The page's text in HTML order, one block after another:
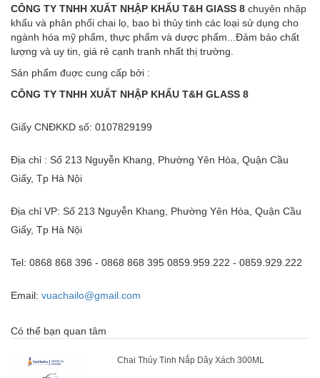
CÔNG TY TNHH XUẤT NHẬP KHẨU T&H GlASS 8 chuyên nhập
khẩu và phân phối chai lọ, bao bì thủy tinh các loại sử dụng cho
ngành hóa mỹ phẩm, thực phẩm và dược phẩm...Đảm bảo chất
lượng và uy tin, giá rẻ cạnh tranh nhất thị trường.
Sản phẩm đuợc cung cấp bởi :
CÔNG TY TNHH XUẤT NHẬP KHẨU T&H GLASS 8
Giấy CNĐKKD số: 0107829199
Địa chỉ : Số 213 Nguyễn Khang, Phường Yên Hòa, Quận Cầu
Giấy, Tp Hà Nội
Địa chỉ VP: Số 213 Nguyễn Khang, Phường Yên Hòa, Quận Cầu
Giấy, Tp Hà Nội
Tel: 0868 868 396 - 0868 868 395 0859.959.222 - 0859.929.222
Email: vuachailo@gmail.com
Có thể bạn quan tâm
Chai Thủy Tinh Nắp Dây Xách 300ML